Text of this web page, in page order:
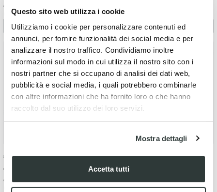
Questo sito web utilizza i cookie
Utilizziamo i cookie per personalizzare contenuti ed
annunci, per fornire funzionalità dei social media e per
analizzare il nostro traffico. Condividiamo inoltre
informazioni sul modo in cui utilizza il nostro sito con i
nostri partner che si occupano di analisi dei dati web,
pubblicità e social media, i quali potrebbero combinarle
con altre informazioni che ha fornito loro o che hanno
raccolto dal suo utilizzo dei loro servizi.
Mostra dettagli
Accetta tutti
Cavo frizione Suzuki RM 125
(2004-2012)
(1990-2004)
€ 10.22 -10%
€ 11.35
Cavo frizione Yamaha YZ 250
(1999-2003)
€ 15.33 -10%
€ 17.03
Cavo frizione Yamaha YZ 250 F
(2014-2018)